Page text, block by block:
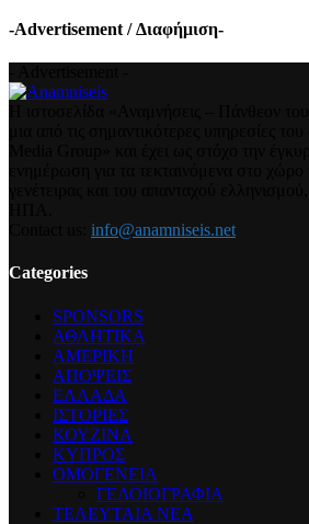
-Advertisement / Διαφήμιση-
info@anamniseis.net
Categories
SPONSORS
ΑΘΛΗΤΙΚΑ
ΑΜΕΡΙΚΗ
ΑΠΟΨΕΙΣ
ΕΛΛΑΔΑ
ΙΣΤΟΡΙΕΣ
ΚΟΥΖΙΝΑ
ΚΥΠΡΟΣ
ΟΜΟΓΕΝΕΙΑ
ΓΕΛΟΙΟΓΡΑΦΙΑ
ΤΕΛΕΥΤΑΙΑ ΝΕΑ